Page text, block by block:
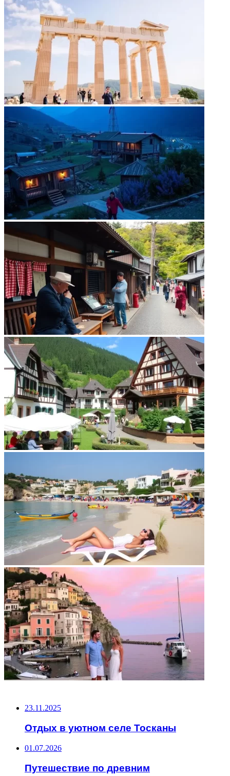
23.11.2025
Отдых в уютном селе Тосканы
01.07.2026
Путешествие по древним